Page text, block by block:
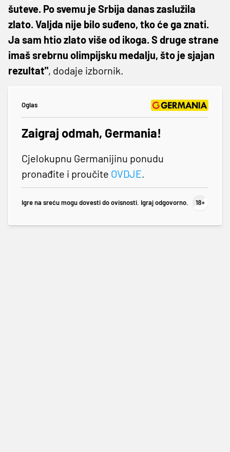
šuteve. Po svemu je Srbija danas zaslužila
zlato. Valjda nije bilo suđeno, tko će ga znati.
Ja sam htio zlato više od ikoga. S druge strane
imaš srebrnu olimpijsku medalju, što je sjajan
rezultat", dodaje izbornik.
Oglas
Zaigraj odmah, Germania!
Cjelokupnu Germanijinu ponudu
pronađite i proučite OVDJE.
Igre na sreću mogu dovesti do ovisnosti. Igraj odgovorno.